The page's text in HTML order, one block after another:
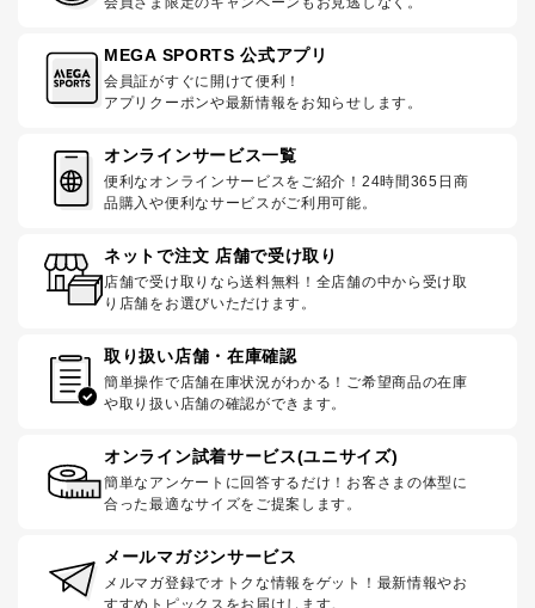
MEGA SPORTS 公式アプリ
会員証がすぐに開けて便利！
アプリクーポンや最新情報をお知らせします。
オンラインサービス一覧
便利なオンラインサービスをご紹介！24時間365日商
品購入や便利なサービスがご利用可能。
ネットで注文 店舗で受け取り
店舗で受け取りなら送料無料！全店舗の中から受け取
り店舗をお選びいただけます。
取り扱い店舗・在庫確認
簡単操作で店舗在庫状況がわかる！ご希望商品の在庫
や取り扱い店舗の確認ができます。
オンライン試着サービス(ユニサイズ)
簡単なアンケートに回答するだけ！お客さまの体型に
合った最適なサイズをご提案します。
メールマガジンサービス
メルマガ登録でオトクな情報をゲット！最新情報やお
すすめトピックスをお届けします。